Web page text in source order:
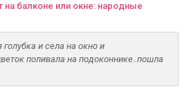
на балконе или окне: народные
и села на окно и
поливала на подоконнике..пошла